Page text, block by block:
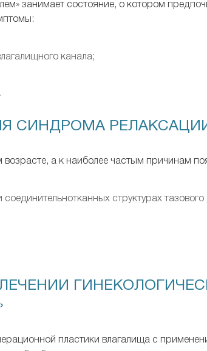
занимает состояние, о котором
канала;
СИНДРОМА
а к наиболее частым причинам
структурах тазового
пластики влагалища с